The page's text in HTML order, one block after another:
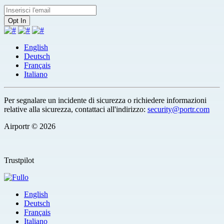
English
Deutsch
Français
Italiano
Per segnalare un incidente di sicurezza o richiedere informazioni
relative alla sicurezza, contattaci all'indirizzo: security@portr.com
Airportr © 2026
Trustpilot
English
Deutsch
Français
Italiano